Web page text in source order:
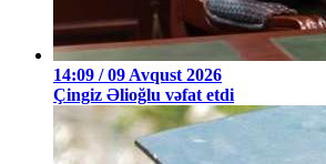
14:09 / 09 Avqust 2026
Çingiz Əlioğlu vəfat etdi